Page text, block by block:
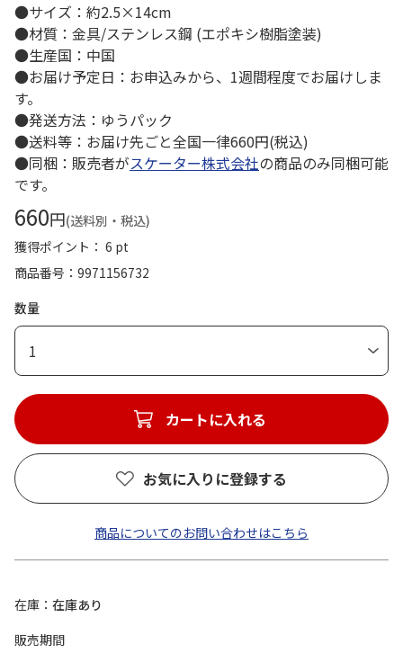
●サイズ：約2.5×14cm
●材質：金具/ステンレス鋼 (エポキシ樹脂塗装)
●生産国：中国
●お届け予定日：お申込みから、1週間程度でお届けしま
す。
●発送方法：ゆうパック
●送料等：お届け先ごと全国一律660円(税込)
●同梱：販売者がスケーター株式会社の商品のみ同梱可能
です。
660円(送料別・税込)
獲得ポイント： 6 pt
商品番号
9971156732
数量
1
カートに入れる
お気に入りに登録する
商品についてのお問い合わせはこちら
在庫
在庫あり
販売期間